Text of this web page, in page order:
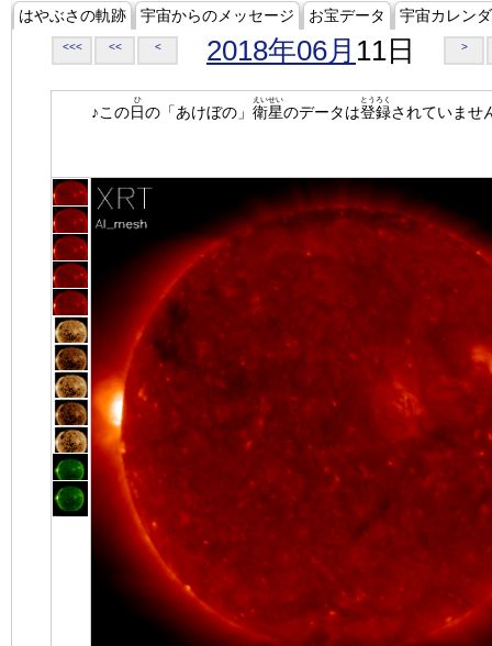
はやぶさの軌跡 宇宙からのメッセージ お宝データ 宇宙カレン
<<< << < 2018年06月 11日 >
♪この日
ひ
の「あけぼの」 衛星
えいせい
のデータは登録
とうろく
されていませ